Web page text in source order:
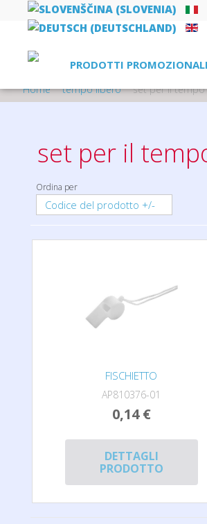
PRODOTTI PROMOZIONALI
Home
tempo libero set per il
set per il
Ordina per
Codice del prodotto +/-
FISCHIETTO
AP810376-01
0,14 €
DETTAGLI
PRODOTTO